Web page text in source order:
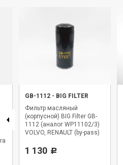
GB-1112 - BIG FILTER
Фильтр масляный
(корпусной) BIG Filter GB-
1112 (аналог WP11102/3)
VOLVO, RENAULT (by-pass)
1 130 Р